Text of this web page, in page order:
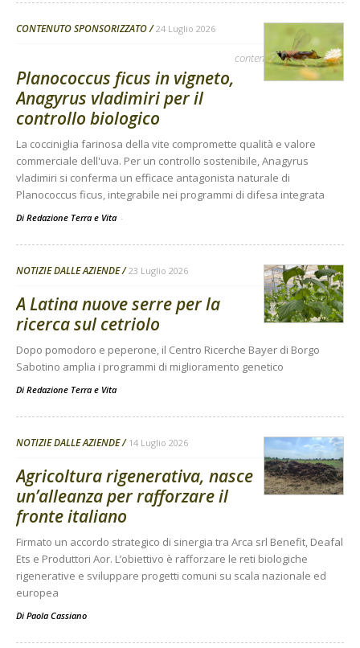
CONTENUTO SPONSORIZZATO 24 Luglio 2026
contenuto sponsorizzato
Planococcus ficus in vigneto,
Anagyrus vladimiri per il
controllo biologico
La cocciniglia farinosa della vite compromette qualità e valore
commerciale dell'uva. Per un controllo sostenibile, Anagyrus
vladimiri si conferma un efficace antagonista naturale di
Planococcus ficus, integrabile nei programmi di difesa integrata
Di Redazione Terra e Vita -
NOTIZIE DALLE AZIENDE 23 Luglio 2026
A Latina nuove serre per la
ricerca sul cetriolo
Dopo pomodoro e peperone, il Centro Ricerche Bayer di Borgo
Sabotino amplia i programmi di miglioramento genetico
Di Redazione Terra e Vita
NOTIZIE DALLE AZIENDE 14 Luglio 2026
Agricoltura rigenerativa, nasce
un’alleanza per rafforzare il
fronte italiano
Firmato un accordo strategico di sinergia tra Arca srl Benefit, Deafal
Ets e Produttori Aor. L’obiettivo è rafforzare le reti biologiche
rigenerative e sviluppare progetti comuni su scala nazionale ed
europea
Di Paola Cassiano